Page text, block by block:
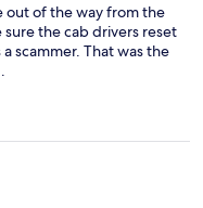
out of the way from the
the cab drivers reset
scammer. That was the